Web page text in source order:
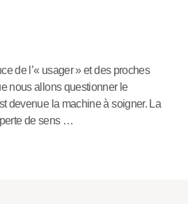
de l’« usager » et des proches
nous allons questionner le
devenue la machine à soigner. La
de sens …